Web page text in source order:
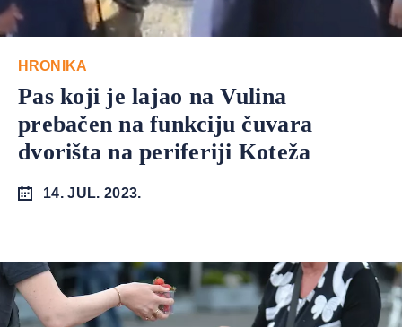
HRONIKA
Pas koji je lajao na Vulina
prebačen na funkciju čuvara
dvorišta na periferiji Koteža
14. JUL. 2023.